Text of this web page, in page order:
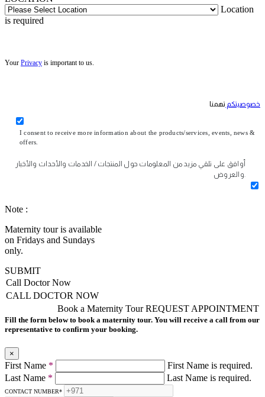
Location
is required
Your Privacy is important to us.
خصوصيتكم تهمنا
I consent to receive more information about the products/services, events, news &
offers.
أوافق على تلقي مزيد من المعلومات حول المنتجات / الخدمات والأحداث والأخبار
والعروض.
Note :
Maternity tour is available
on Fridays and Sundays
only.
SUBMIT
Call Doctor Now
CALL DOCTOR NOW
REQUEST APPOINTMENT
Book a Maternity Tour
Fill the form below to book a maternity tour. You will receive a call from our
representative to confirm your booking.
×
First Name *
First Name is required.
Last Name * Last Name is required.
CONTACT NUMBER*